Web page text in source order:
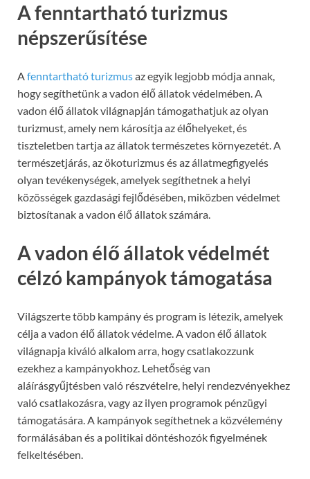
A fenntartható turizmus
népszerűsítése
Afenntartható turizmusaz egyik legjobb módja annak,
hogy segíthetünk a vadon élő állatok védelmében. A
vadon élő állatok világnapján támogathatjuk az olyan
turizmust, amely nem károsítja az élőhelyeket, és
tiszteletben tartja az állatok természetes környezetét. A
természetjárás, az ökoturizmus és az állatmegfigyelés
olyan tevékenységek, amelyek segíthetnek a helyi
közösségek gazdasági fejlődésében, miközben védelmet
biztosítanak a vadon élő állatok számára.
A vadon élő állatok védelmét
célzó kampányok támogatása
Világszerte több kampány és program is létezik, amelyek
célja a vadon élő állatok védelme. A vadon élő állatok
világnapja kiváló alkalom arra, hogy csatlakozzunk
ezekhez a kampányokhoz. Lehetőség van
aláírásgyűjtésben való részvételre, helyi rendezvényekhez
való csatlakozásra, vagy az ilyen programok pénzügyi
támogatására. A kampányok segíthetnek a közvélemény
formálásában és a politikai döntéshozók figyelmének
felkeltésében.